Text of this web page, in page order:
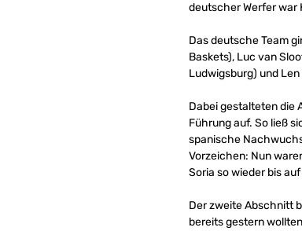
deutscher Werfer war
Das deutsche Team
Baskets), Luc van
Ludwigsburg) und Len
Dabei gestalteten die
Führung auf. So ließ
spanische
Vorzeichen: Nun
Soria so wieder bis
Der zweite Abschnitt
bereits gestern